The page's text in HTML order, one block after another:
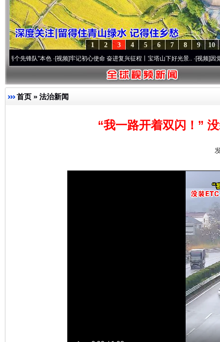
10
9
8
7
6
5
4
3
2
1
队”本色·[视频]牢记初心使命 奋进复兴征程丨宝塔山下好光景..·[视频]因党而生 为
首页 » 法治新闻
“我一路开着双闪！”